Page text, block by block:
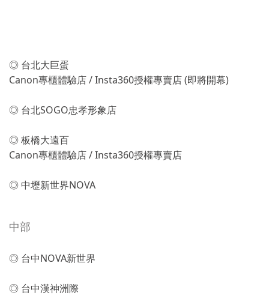
◎ 台北大巨蛋
Canon專櫃體驗店 / Insta360授權專賣店 (即將開幕)
◎ 台北SOGO忠孝形象店
◎ 板橋大遠百
Canon專櫃體驗店 / Insta360授權專賣店
◎ 中壢新世界NOVA
中部
◎ 台中NOVA新世界
◎ 台中漢神洲際